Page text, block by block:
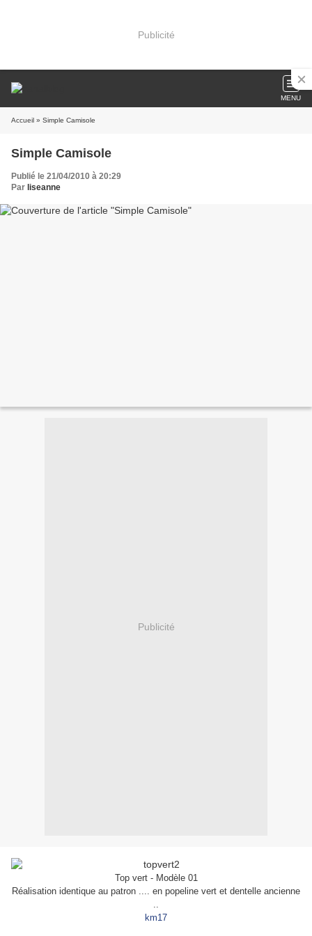
Publicité
MENU
Accueil » Simple Camisole
Simple Camisole
Publié le 21/04/2010 à 20:29
Par liseanne
Publicité
Top vert - Modèle 01
Réalisation identique au patron .... en popeline vert et dentelle ancienne
..
km17